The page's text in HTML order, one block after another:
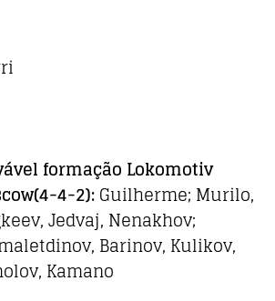
formação Lokomotiv
(4-4-2):Guilherme; Murilo,
Jedvaj, Nenakhov;
Barinov, Kulikov,
Kamano